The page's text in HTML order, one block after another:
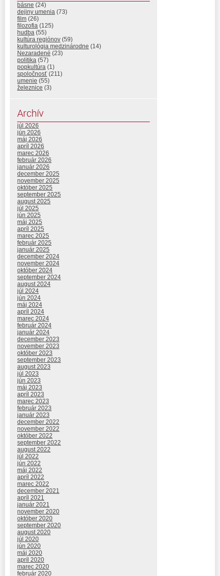
básne (24)
dejiny umenia (73)
film (26)
filozofia (125)
hudba (55)
kultúra regiónov (59)
kulturológia medzinárodne (14)
Nezaradené (23)
politika (57)
popkultúra (1)
spoločnosť (211)
umenie (55)
železnice (3)
Archív
júl 2026
jún 2026
máj 2026
apríl 2026
marec 2026
február 2026
január 2026
december 2025
november 2025
október 2025
september 2025
august 2025
júl 2025
jún 2025
máj 2025
apríl 2025
marec 2025
február 2025
január 2025
december 2024
november 2024
október 2024
september 2024
august 2024
júl 2024
jún 2024
máj 2024
apríl 2024
marec 2024
február 2024
január 2024
december 2023
november 2023
október 2023
september 2023
august 2023
júl 2023
jún 2023
máj 2023
apríl 2023
marec 2023
február 2023
január 2023
december 2022
november 2022
október 2022
september 2022
august 2022
júl 2022
jún 2022
máj 2022
apríl 2022
marec 2022
december 2021
apríl 2021
január 2021
november 2020
október 2020
september 2020
august 2020
júl 2020
jún 2020
máj 2020
apríl 2020
marec 2020
február 2020